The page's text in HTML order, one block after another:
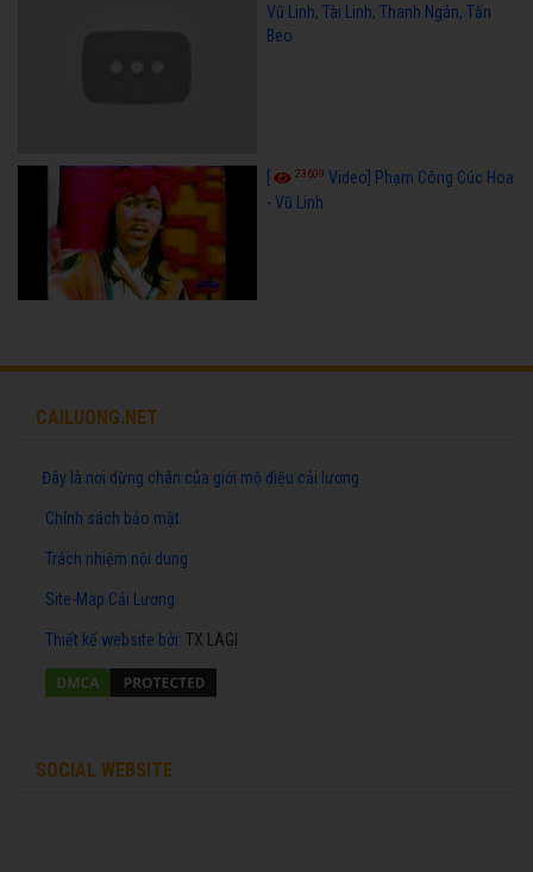
Vũ Linh, Tài Linh, Thanh Ngân, Tấn
Beo
23609 Video] Phạm Công Cúc Hoa
- Vũ Linh
CAILUONG.NET
Đây là nơi dừng chân của giới mộ điệu cải lương
Chính sách bảo mật
Trách nhiệm nội dung
Site-Map Cải Lương
Thiết kế website bởi: TX LAGI
SOCIAL WEBSITE